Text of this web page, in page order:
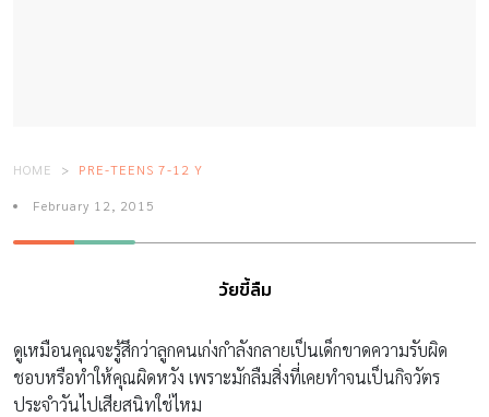
HOME PRE-TEENS 7-12 Y
February 12, 2015
วัยขี้ลืม
ดูเหมือนคุณจะรู้สึกว่าลูกคนเก่งกำลังกลายเป็นเด็กขาดความรับผิด
ชอบหรือทำให้คุณผิดหวัง เพราะมักลืมสิ่งที่เคยทำจนเป็นกิจวัตร
ประจำวันไปเสียสนิทใช่ไหม